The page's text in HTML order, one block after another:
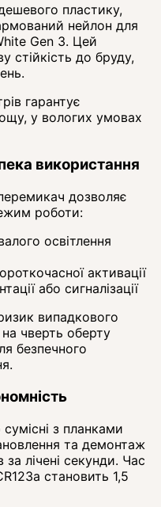
пластику,
нейлон для
Gen 3. Цей
стійкість до бруду,
гарантує
у вологих умовах
використання
дозволяє
роботи:
освітлення
активації
або сигналізації
випадкового
чверть оберту
безпечного
з планками
та демонтаж
лічені секунди. Час
становить 1,5